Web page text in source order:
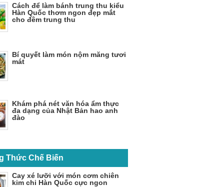
Cách để làm bánh trung thu kiểu
Hàn Quốc thơm ngon đẹp mắt
cho đêm trung thu
Bí quyết làm món nộm măng tươi
mát
Khám phá nét văn hóa ẩm thực
đa dạng của Nhật Bản hao anh
đào
Thức Chế Biến
Cay xé lưỡi với món cơm chiên
kim chi Hàn Quốc cực ngon